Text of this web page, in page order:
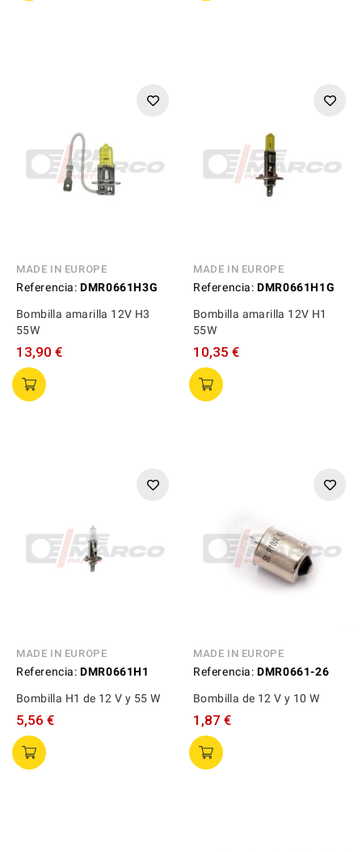
MADE IN EUROPE
Referencia: DMR0661H3G
Bombilla amarilla 12V H3
55W
13,90 €
MADE IN EUROPE
Referencia: DMR0661H1G
Bombilla amarilla 12V H1
55W
10,35 €
MADE IN EUROPE
Referencia: DMR0661H1
Bombilla H1 de 12 V y 55 W
5,56 €
MADE IN EUROPE
Referencia: DMR0661-26
Bombilla de 12 V y 10 W
1,87 €